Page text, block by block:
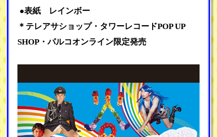
●表紙 レインボー
＊テレアサショップ・タワーレコードPOP UP
SHOP・パルコオンライン限定発売